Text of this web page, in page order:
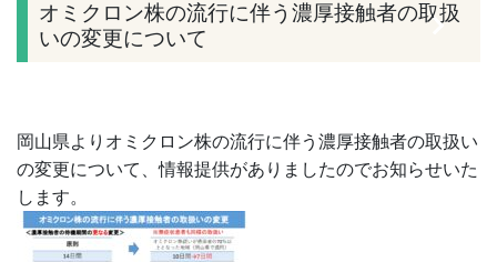
オミクロン株の流行に伴う濃厚接触者の取扱
いの変更について
岡山県よりオミクロン株の流行に伴う濃厚接触者の取扱い
の変更について、情報提供がありましたのでお知らせいた
します。